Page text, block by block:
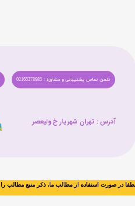
تلفن تماس پشتیبانی و مشاوره : 02165278985
آدرس : تهران شهریار خ ولیعصر​​​​​​​